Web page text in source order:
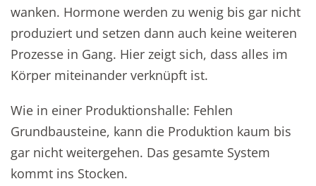
wanken. Hormone werden zu wenig bis gar nicht
produziert und setzen dann auch keine weiteren
Prozesse in Gang. Hier zeigt sich, dass alles im
Körper miteinander verknüpft ist.
Wie in einer Produktionshalle: Fehlen
Grundbausteine, kann die Produktion kaum bis
gar nicht weitergehen. Das gesamte System
kommt ins Stocken.